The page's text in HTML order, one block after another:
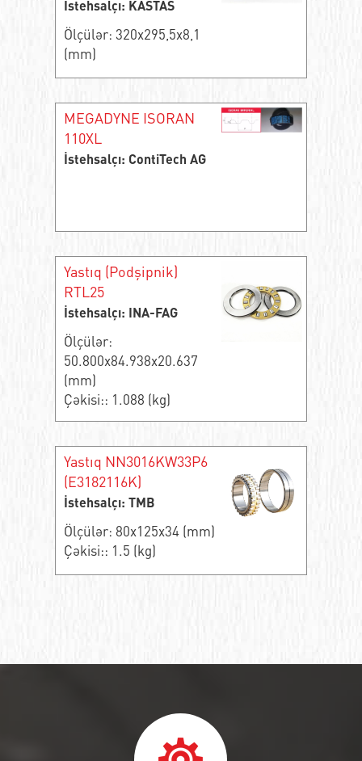
İstehsalçı: KASTAS
Ölçülər: 320x295,5x8,1
(mm)
MEGADYNE ISORAN
110XL
İstehsalçı: ContiTech AG
Yastıq (Podşipnik)
RTL25
İstehsalçı: INA-FAG
Ölçülər:
50.800x84.938x20.637
(mm)
Çəkisi:: 1.088 (kg)
Yastıq NN3016KW33P6
(E3182116K)
İstehsalçı: TMB
Ölçülər: 80x125x34 (mm)
Çəkisi:: 1.5 (kg)